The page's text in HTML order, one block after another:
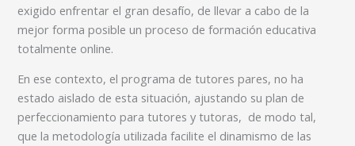
exigido enfrentar el gran desafío, de llevar a cabo de la
mejor forma posible un proceso de formación educativa
totalmente online.
En ese contexto, el programa de tutores pares, no ha
estado aislado de esta situación, ajustando su plan de
perfeccionamiento para tutores y tutoras, de modo tal,
que la metodología utilizada facilite el dinamismo de las